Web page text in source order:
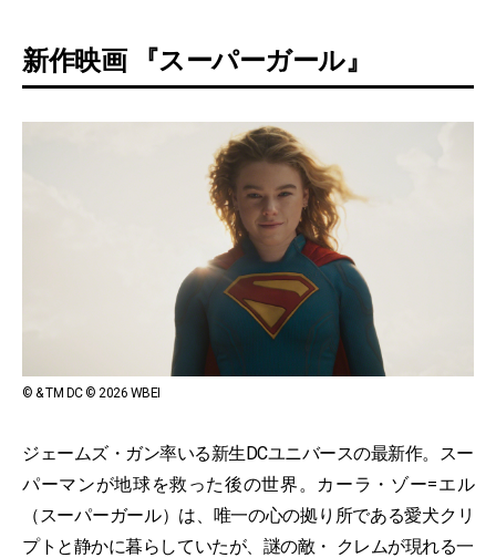
新作映画 『スーパーガール』
© & TM DC © 2026 WBEI
ジェームズ・ガン率いる新生DCユニバースの最新作。スー
パーマンが地球を救った後の世界。カーラ・ゾー=エル
（スーパーガール）は、唯一の心の拠り所である愛犬クリ
プトと静かに暮らしていたが、謎の敵・ クレムが現れる一